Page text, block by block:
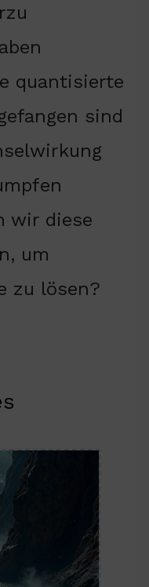
quantisierte
sind
wir diese
um
zu lösen?